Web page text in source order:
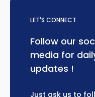
LET'S CONNECT
Follow our
media for
updates !
Just ask us to